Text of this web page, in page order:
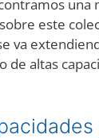
una
este
va
de altas